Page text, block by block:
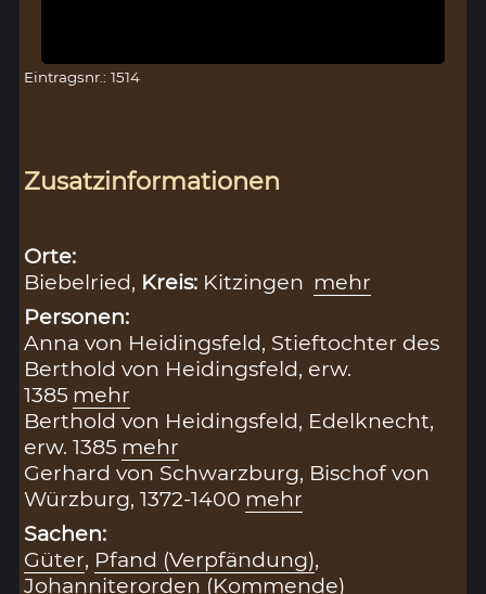
Eintragsnr.: 1514
Zusatzinformationen
Orte:
Biebelried, Kreis: Kitzingen mehr
Personen:
Anna von Heidingsfeld, Stieftochter des
Berthold von Heidingsfeld, erw.
1385 mehr
Berthold von Heidingsfeld, Edelknecht,
erw. 1385 mehr
Gerhard von Schwarzburg, Bischof von
Würzburg, 1372-1400 mehr
Sachen:
Güter, Pfand (Verpfändung),
Johanniterorden (Kommende)